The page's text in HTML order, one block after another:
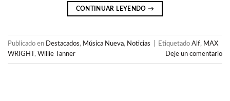
CONTINUAR LEYENDO→
Publicado en Destacados, Música Nueva, Noticias Etiquetado Alf, MAX
WRIGHT , Willie Tanner Deje un comentario